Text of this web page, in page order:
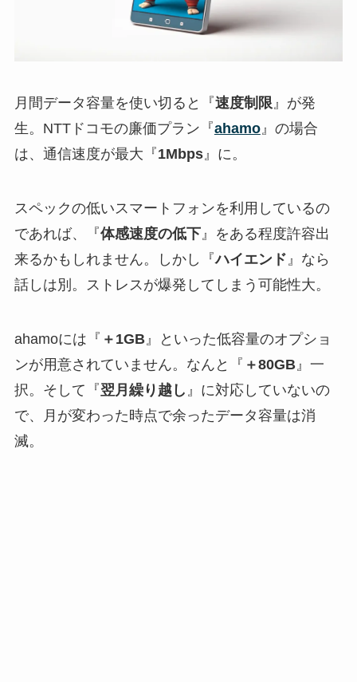
月間データ容量を使い切ると『速度制限』が発
生。NTTドコモの廉価プラン『ahamo』の場合
は、通信速度が最大『1Mbps』に。
スペックの低いスマートフォンを利用しているの
であれば、『体感速度の低下』をある程度許容出
来るかもしれません。しかし『ハイエンド』なら
話しは別。ストレスが爆発してしまう可能性大。
ahamoには『 ＋1GB』といった低容量のオプショ
ンが用意されていません。なんと『 ＋80GB』一
択。そして『翌月繰り越し 』に対応していないの
で、月が変わった時点で余ったデータ容量は消
滅。